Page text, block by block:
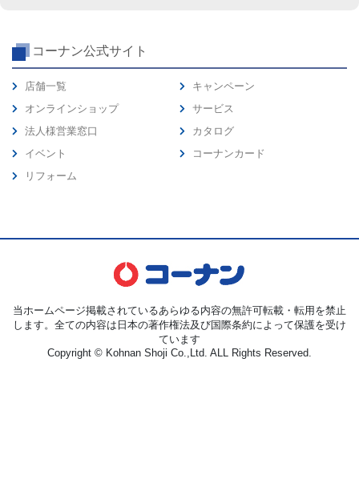
コーナン公式サイト
店舗一覧
オンラインショップ
法人様営業窓口
イベント
リフォーム
キャンペーン
サービス
カタログ
コーナンカード
当ホームページ掲載されているあらゆる内容の無許可転載・転用を禁止
します。全ての内容は日本の著作権法及び国際条約によって保護を受け
ています
Copyright © Kohnan Shoji Co.,Ltd. ALL Rights Reserved.